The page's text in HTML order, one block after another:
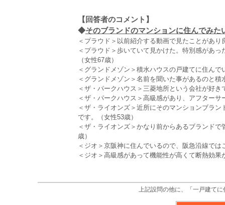
【回答者のコメント】
◆そのブランドのマンションに住んでみた
＜プラウド＞以前紹介する動画で見たことがあ
＜プラウド＞歩いていて見かけた。特別感があ
（女性67歳）
＜グランドメゾン＞積水ハウスの戸建てに住ん
＜グランドメゾン＞名前を聞いた事があるのと
＜ザ・パークハウス＞三菱地所という会社が好
＜ザ・パークハウス＞高級感があり、アフター
＜ザ・ライオンズ＞近所にそのマンションブラ
です。（女性53歳）
＜ザ・ライオンズ＞かなり前からあるブランド
歳）
＜ジオ＞京阪神に住んでいるので、阪急沿線で
＜ジオ＞高級感があって機能性が高くて断熱効果
上記設問の他に、「一戸建て